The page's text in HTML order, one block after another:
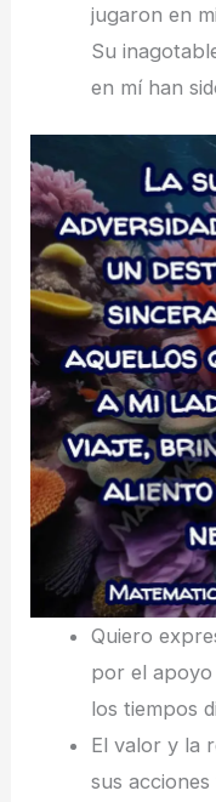
jugaron en
Su
en mí han
Quiero
por el
los tiempos
El valor y la
sus